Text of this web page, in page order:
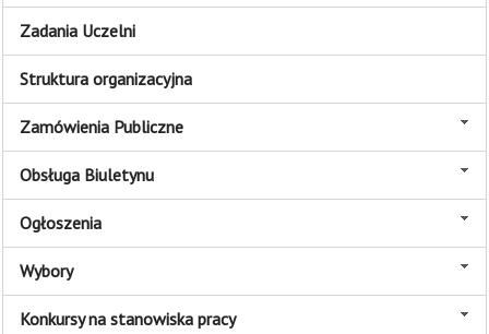
Zadania Uczelni
Struktura organizacyjna
Zamówienia Publiczne
Obsługa Biuletynu
Ogłoszenia
Wybory
Konkursy na stanowiska pracy